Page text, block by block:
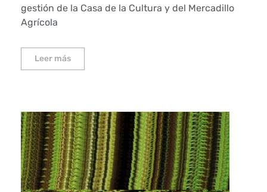
gestión de la Casa de la Cultura y del Mercadillo
Agrícola
Leer más